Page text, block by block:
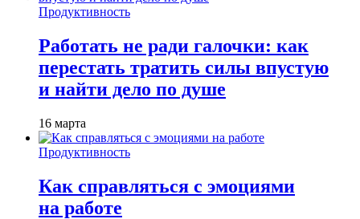
Продуктивность
Работать не ради галочки: как
перестать тратить силы впустую
и найти дело по душе
16 марта
Продуктивность
Как справляться с эмоциями
на работе